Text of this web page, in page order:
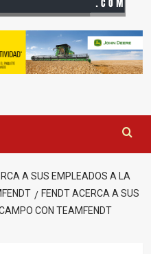
A SUS EMPLEADOS A LA
FENDT ACERCA A SUS
CON TEAMFENDT